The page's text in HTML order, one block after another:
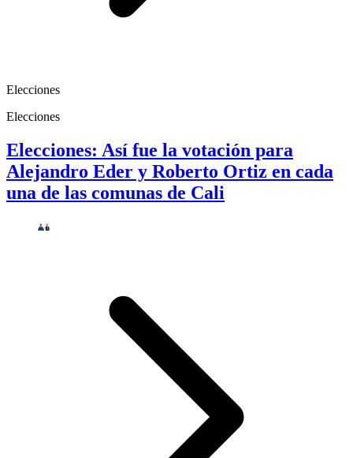
Elecciones
Elecciones
Elecciones: Así fue la votación para
Alejandro Eder y Roberto Ortiz en cada
una de las comunas de Cali